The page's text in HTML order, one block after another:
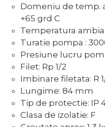
Domeniu de temp.
+65 grd C
Temperatura
Turatie pompa :
Presiune lucru
Filet: Rp 1/2
Imbinare filetata: R
Lungime: 84 mm
Tip de protectie: IP
Clasa de izolatie: F